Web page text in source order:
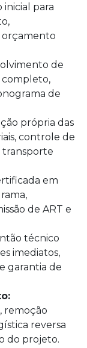
inicial para
orçamento
de
completo,
de
própria das
controle de
transporte
em
de ART e
técnico
imediatos,
garantia de
remoção
reversa
do projeto.